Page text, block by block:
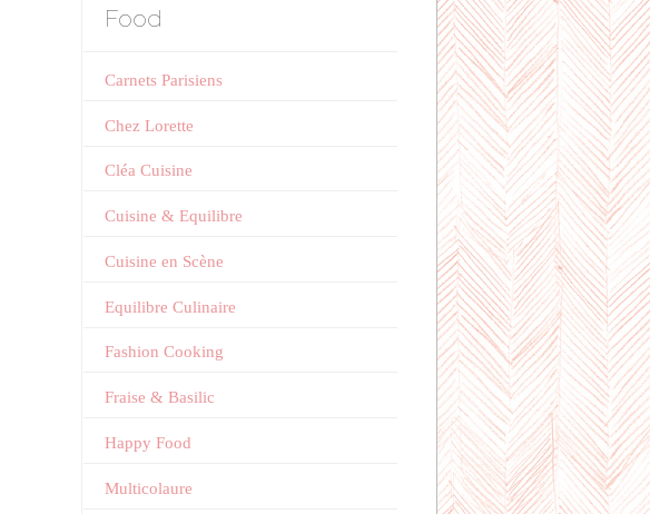
Food
Carnets Parisiens
Chez Lorette
Cléa Cuisine
Cuisine & Equilibre
Cuisine en Scène
Equilibre Culinaire
Fashion Cooking
Fraise & Basilic
Happy Food
Multicolaure